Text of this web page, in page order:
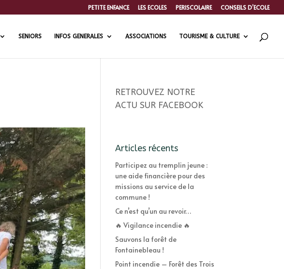
PETITE ENFANCE LES ECOLES PERISCOLAIRE CONSEILS D’ECOLE
SENIORS INFOS GENERALES ASSOCIATIONS TOURISME & CULTURE
RETROUVEZ NOTRE
ACTU SUR FACEBOOK
Articles récents
Participez au tremplin jeune :
une aide financière pour des
missions au service de la
commune !
Ce n’est qu’un au revoir…
🔥 Vigilance incendie 🔥
Sauvons la forêt de
Fontainebleau !
Point incendie – Forêt des Trois